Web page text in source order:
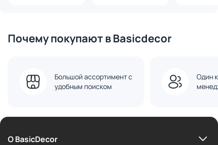
Почему покупают в Basicdecor
Большой ассортимент с
удобным поиском
Один
О BasicDecor